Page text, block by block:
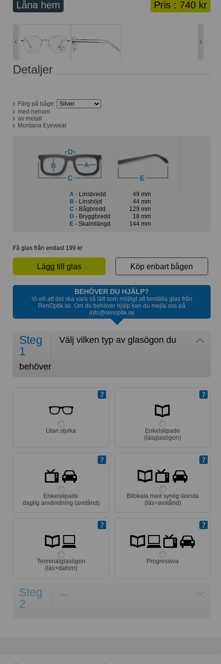
Lånekorg: 0 bågar
Pris : 740 kr
Låna hem
Detaljer
Färg på båge:
med helram
av metall
Montana Eyewear
A - Linsbredd
49 mm
B - Linshöjd
44 mm
C - Bågbredd
129 mm
D - Bryggbredd
18 mm
E- Skalmlängd 144 mm
Få glas från endast 199 kr
Lägg till glas Köp enbart bågen
BEHÖVER DU HJÄLP?
Vi vill att det ska vara så lätt som möjligt att beställa glas från
RenOptik.se. Om du behöver hjälp kan du mejla oss på
info@renoptik.se
Steg
1
Välj vilken typ av glasögon du
behöver
Utan styrka
Enkelslipade
(läsglasögon)
Enkelslipade
daglig användning (avstånd)
Bifokala med synlig läsruta
(läs+avstånd)
Terminalglasögon
(läs+datorn)
Progressiva
Steg
2
...